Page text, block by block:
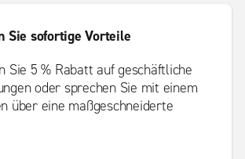
Sie sofortige Vorteile
Sie 5 % Rabatt auf geschäftliche
oder sprechen Sie mit einem
über eine maßgeschneiderte